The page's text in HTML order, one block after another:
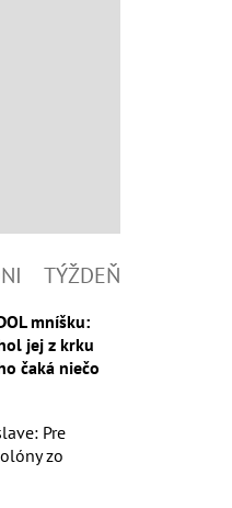
TÝŽDEŇ
mníšku:
jej z krku
čaká niečo
Pre
zo